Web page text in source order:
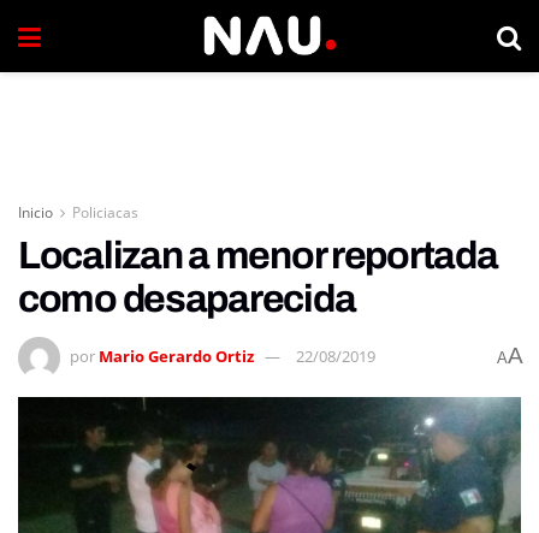
Inicio Policiacas
Localizan a menor reportada
como desaparecida
por Mario Gerardo Ortiz 22/08/2019 AA